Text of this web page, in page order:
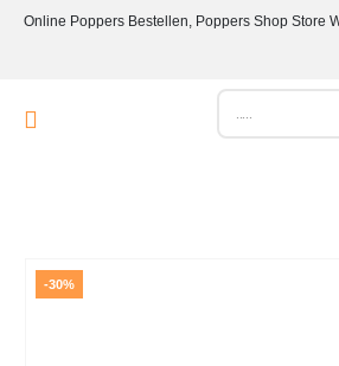
Online Poppers Bestellen, Poppers Shop Store
-30%